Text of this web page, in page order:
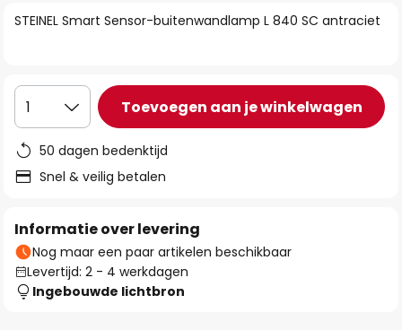
de
STEINEL Smart Sensor-buitenwandlamp L 840 SC antraciet
1 Toevoegen aan je winkelwagen
50 dagen bedenktijd
Snel & veilig betalen
Informatie over levering
Nog maar een paar artikelen beschikbaar
Levertijd: 2 - 4 werkdagen
Ingebouwde lichtbron